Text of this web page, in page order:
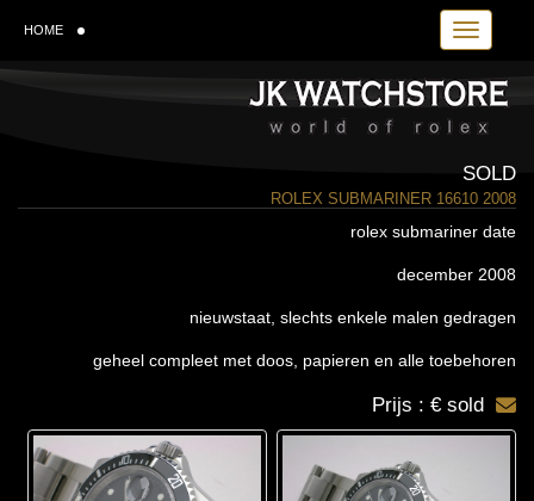
Toggle
HOME
SOLD
ROLEX SUBMARINER 16610 2008
rolex submariner date
december 2008
nieuwstaat, slechts enkele malen gedragen
geheel compleet met doos, papieren en alle toebehoren
Prijs : € sold